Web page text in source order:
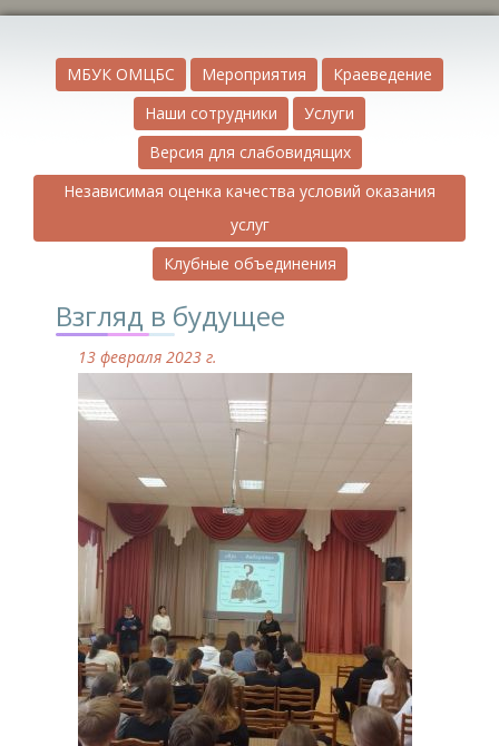
МБУК ОМЦБС Мероприятия
Краеведение
Наши сотрудники
Услуги
Версия для слабовидящих
Независимая оценка качества условий оказания
услуг
Клубные объединения
Взгляд в будущее
13 февраля 2023 г.